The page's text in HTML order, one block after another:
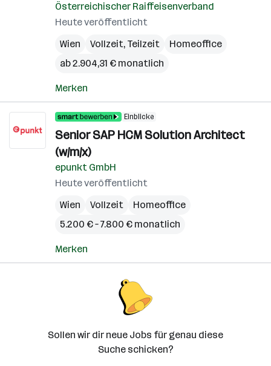
Österreichischer Raiffeisenverband
Heute veröffentlicht
Wien
Vollzeit, Teilzeit
Homeoffice
ab 2.904,31 € monatlich
Merken
Einblicke
Senior SAP HCM Solution Architect
(w/m/x)
epunkt GmbH
Heute veröffentlicht
Wien
Vollzeit
Homeoffice
5.200 € – 7.800 € monatlich
Merken
Sollen wir dir neue Jobs für genau diese
Suche schicken?